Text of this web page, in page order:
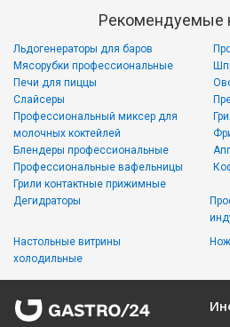
Рекомендуемые
Льдогенераторы для баров
Мясорубки профессиональные
Печи для пиццы
Слайсеры
Профессиональный миксер для
молочных коктейлей
Блендеры профессиональные
Профессиональные вафельницы
Грили контактные прижимные
Дегидраторы
Настольные витрины
холодильные